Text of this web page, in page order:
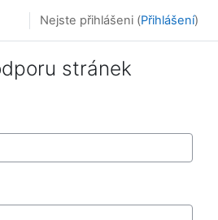
Nejste přihlášeni (Přihlášení)
stránek